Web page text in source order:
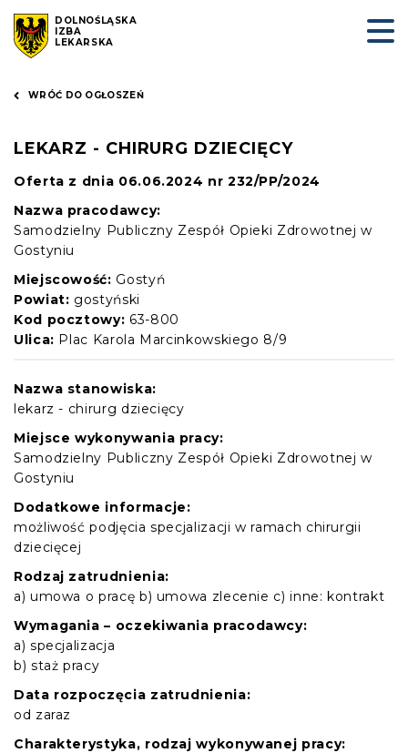
DOLNOŚLĄSKA
IZBA
LEKARSKA
WRÓĆ DO OGŁOSZEŃ
LEKARZ - CHIRURG DZIECIĘCY
Oferta z dnia 06.06.2024 nr 232/PP/2024
Nazwa pracodawcy:
Samodzielny Publiczny Zespół Opieki Zdrowotnej w
Gostyniu
Miejscowość: Gostyń
Powiat: gostyński
Kod pocztowy: 63-800
Ulica: Plac Karola Marcinkowskiego 8/9
Nazwa stanowiska:
lekarz - chirurg dziecięcy
Miejsce wykonywania pracy:
Samodzielny Publiczny Zespół Opieki Zdrowotnej w
Gostyniu
Dodatkowe informacje:
możliwość podjęcia specjalizacji w ramach chirurgii
dziecięcej
Rodzaj zatrudnienia:
a) umowa o pracę b) umowa zlecenie c) inne: kontrakt
Wymagania – oczekiwania pracodawcy:
a) specjalizacja
b) staż pracy
Data rozpoczęcia zatrudnienia:
od zaraz
Charakterystyka, rodzaj wykonywanej pracy: